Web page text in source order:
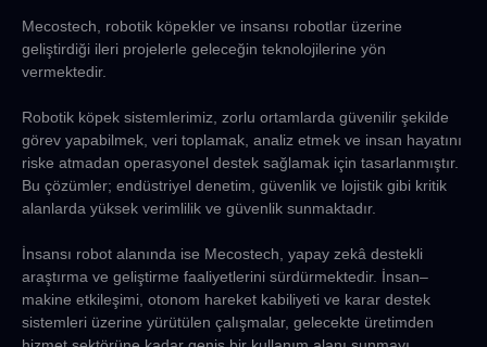
Mecostech, robotik köpekler ve insansı robotlar üzerine
geliştirdiği ileri projelerle geleceğin teknolojilerine yön
vermektedir.
Robotik köpek sistemlerimiz, zorlu ortamlarda güvenilir şekilde
görev yapabilmek, veri toplamak, analiz etmek ve insan hayatını
riske atmadan operasyonel destek sağlamak için tasarlanmıştır.
Bu çözümler; endüstriyel denetim, güvenlik ve lojistik gibi kritik
alanlarda yüksek verimlilik ve güvenlik sunmaktadır.
İnsansı robot alanında ise Mecostech, yapay zekâ destekli
araştırma ve geliştirme faaliyetlerini sürdürmektedir. İnsan–
makine etkileşimi, otonom hareket kabiliyeti ve karar destek
sistemleri üzerine yürütülen çalışmalar, gelecekte üretimden